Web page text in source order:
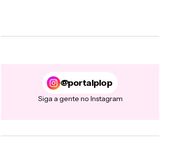
@portalplop
Siga a gente no Instagram